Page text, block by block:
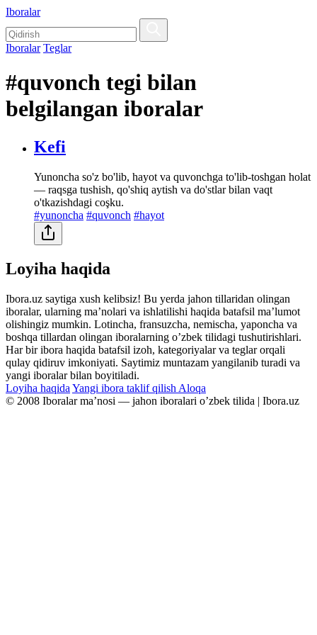
Iboralar
Iboralar Teglar
#quvonch tegi bilan
belgilangan iboralar
Kefi
Yunoncha so'z bo'lib, hayot va quvonchga to'lib-toshgan holat
— raqsga tushish, qo'shiq aytish va do'stlar bilan vaqt
o'tkazishdagi coşku.
#yunoncha #quvonch #hayot
Loyiha haqida
Ibora.uz saytiga xush kelibsiz! Bu yerda jahon tillaridan olingan
iboralar, ularning maʼnolari va ishlatilishi haqida batafsil maʼlumot
olishingiz mumkin. Lotincha, fransuzcha, nemischa, yaponcha va
boshqa tillardan olingan iboralarning oʼzbek tilidagi tushutirishlari.
Har bir ibora haqida batafsil izoh, kategoriyalar va teglar orqali
qulay qidiruv imkoniyati. Saytimiz muntazam yangilanib turadi va
yangi iboralar bilan boyitiladi.
Loyiha haqida Yangi ibora taklif qilish Aloqa
© 2008 Iboralar maʼnosi — jahon iboralari oʼzbek tilida | Ibora.uz